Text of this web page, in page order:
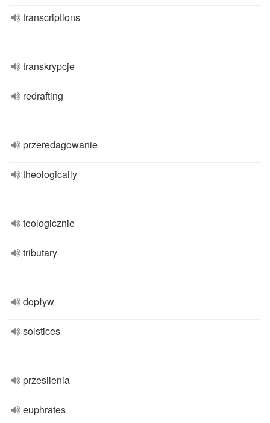
transcriptions
transkrypcje
redrafting
przeredagowanie
theologically
teologicznie
tributary
dopływ
solstices
przesilenia
euphrates